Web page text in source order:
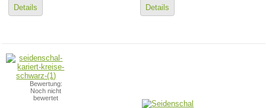
Details Details
Bewertung:
Noch nicht
bewertet